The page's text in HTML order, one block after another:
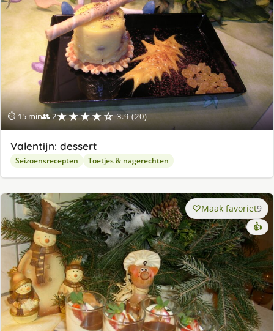
⏱ 15 min👥 2★★★★☆ 3.9 (20)
Valentijn: dessert
Seizoensrecepten Toetjes & nagerechten
Maak favoriet9
👍